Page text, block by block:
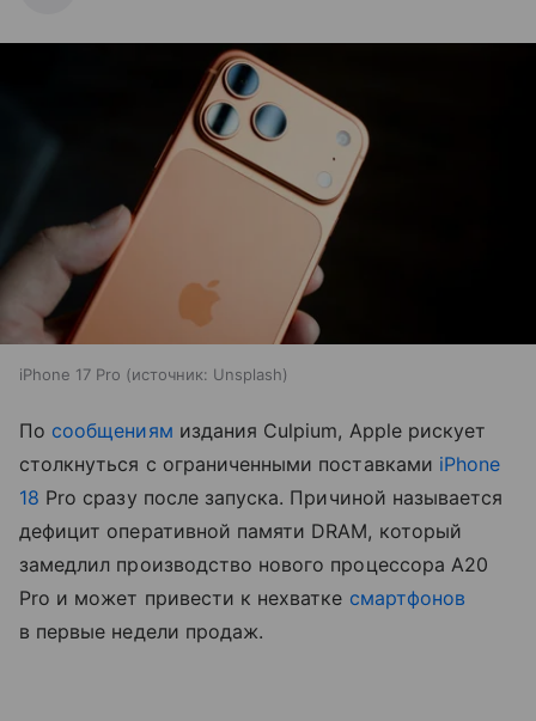
iPhone 17 Pro источник: Unsplash
По сообщениям издания Culpium, Apple рискует
столкнуться с ограниченными поставками iPhone
18 Pro сразу после запуска. Причиной называется
дефицит оперативной памяти DRAM, который
замедлил производство нового процессора A20
Pro и может привести к нехватке смартфонов
в первые недели продаж.